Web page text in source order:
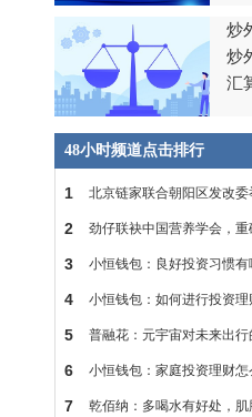
炒
炒
汇
48小时频道点击排行
1 北京链家联合朝阳区发改委
2 劲仔联袂中国营养学会，重
3 小恒钱包：良好投资习惯有
4 小恒钱包：如何进行投资理
5 普融花：元宇宙对未来出行
6 小恒钱包：家庭投资理财
7 乾佰纳：多喝水有好处，